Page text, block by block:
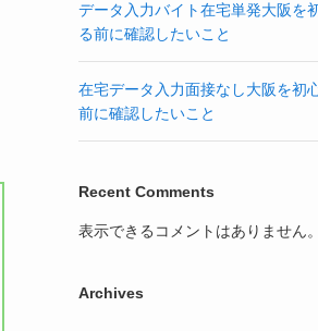
データ入力バイト在宅単発大阪を
る前に確認したいこと
在宅データ入力面接なし大阪を初
前に確認したいこと
Recent Comments
表示できるコメントはありません。
Archives